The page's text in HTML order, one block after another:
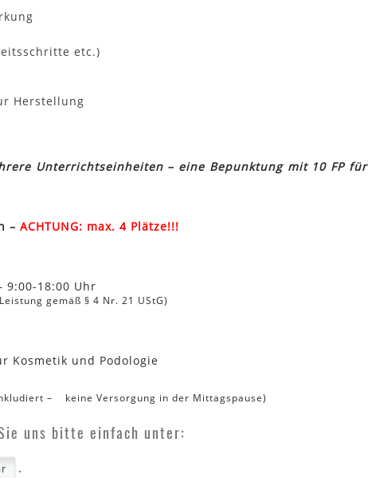
etc.)
Herstellung
Unterrichtseinheiten – eine Bepunktung mit 10 FP für
– ACHTUNG: max. 4 Plätze!!!
9:00-18:00 Uhr
gemäß § 4 Nr. 21 UStG)
Kosmetik und Podologie
– keine Versorgung in der Mittagspause)
uns bitte einfach unter:
.